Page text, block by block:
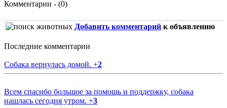
Комментарии - (0)
Добавить комментарий к объявлению
Последние комментарии
Собака вернулась домой. +2
Всем спасибо большое за помощь и поддержку, собака
нашлась сегодня утром. +3